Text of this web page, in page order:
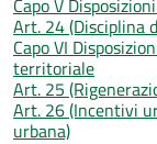
Art. 24 (Disciplina
Capo VI
territoriale
Art. 25
Art. 26 (Incentivi
urbana)